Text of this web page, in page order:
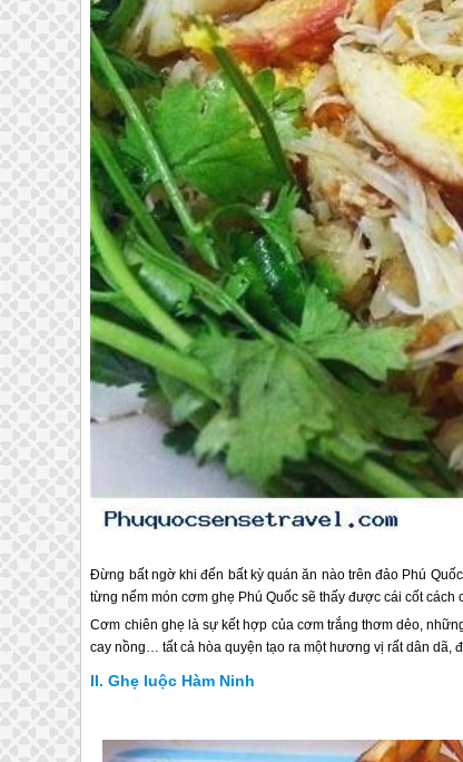
Đừng bất ngờ khi đến bất kỳ quán ăn nào trên đảo Phú Quốc
từng nếm món cơm ghẹ Phú Quốc sẽ thấy được cái cốt cách
Cơm chiên ghẹ là sự kết hợp của cơm trắng thơm dẻo,
cay nồng… tất cả hòa quyện tạo ra một hương vị rất dân dã,
Ghẹ luộc Hàm Ninh